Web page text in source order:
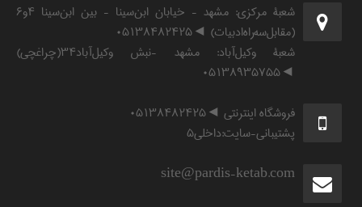
شعبۀ مرکزی: مشهد - خیابان ابن‌سینا - بین ابن‌سینا ۴و۶
(مقابل‌سه‌راه‌ادبیات) ◄۰۵۱۳۸۴۸۲۴۲۵
شعبۀ وکیل‌آباد: مشهد -نبش وکیل‌آباد۳۴(چراغچی)
◄۰۵۱۳۸۹۳۵۷۵۵
فروشگاه اینترنتی ◄۰۵۱۳۸۴۸۲۴۲۵
پشتیبانی-سایت:داخلی۵
site@pardis-ketab.com